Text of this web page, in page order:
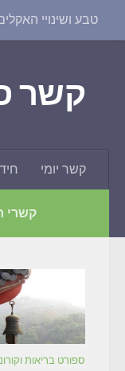
טבע ושינויי
קשר
קשר יומי
קשרי
ספורט בריאות